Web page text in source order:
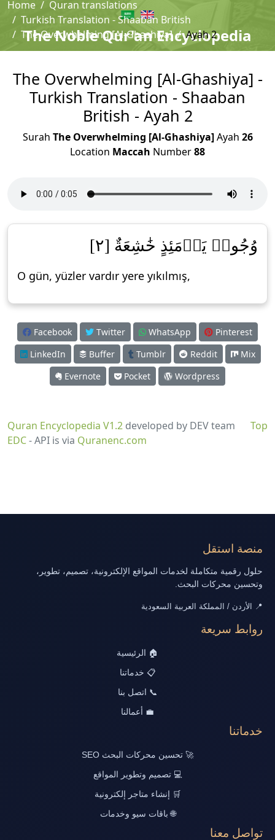
The Noble Qur'an Encyclopedia
Home
Quran translations
Turkish Translation - Shaaban British
The Overwhelming [Al-Ghashiya]
Ayah 2
The Overwhelming [Al-Ghashiya] -
Turkish Translation - Shaaban
British - Ayah 2
Surah The Overwhelming [Al-Ghashiya]Ayah 26
Location Maccah Number88
وُجُوهٞ يَوۡمَئِذٍ خَٰشِعَةٌ [٢]
O gün, yüzler vardır yere yıkılmış,
Facebook Twitter WhatsApp
Pinterest
LinkedIn
Buffer Tumblr Reddit
Mix
Evernote
Pocket Wordpress
Top
Quran Encyclopedia V1.2 developed by DEV team
EDC- API is via Quranenc.com
منصة استقل
حلول رقمية متكاملة لخدمات المواقع الإلكترونية، تصميم، تطوير،
وتحسين محركات البحث.
📍 الأردن / المملكة العربية السعودية
روابط سريعة
🏠 الرئيسية
📋 خدماتنا
📞 اتصل بنا
💼 أعمالنا
خدماتنا
🚀 تحسين محركات البحث SEO
💻 تصميم وتطوير المواقع
🛒 إنشاء متاجر إلكترونية
🌐 باقات سيو وخدمات
تواصل معنا